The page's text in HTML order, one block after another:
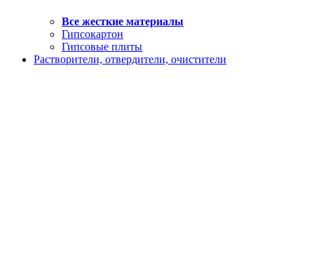
Все жесткие материалы
Гипсокартон
Гипсовые плиты
Растворители, отвердители, очистители